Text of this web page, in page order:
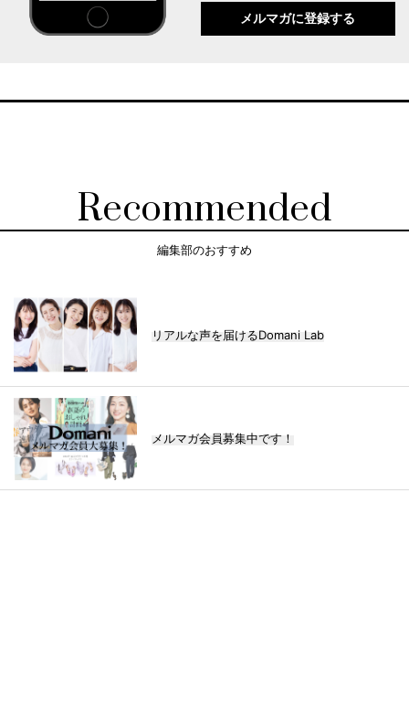
メルマガに登録する
Recommended
編集部のおすすめ
リアルな声を届けるDomani Lab
メルマガ会員募集中です！